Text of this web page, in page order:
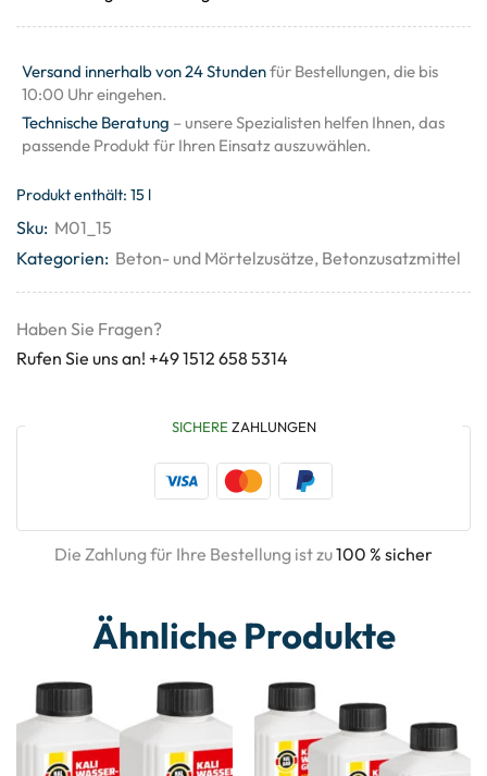
Versand innerhalb von 24 Stundenfür Bestellungen, die bis
10:00 Uhr eingehen.
Technische Beratung – unsere Spezialisten helfen Ihnen, das
passende Produkt für Ihren Einsatz auszuwählen.
Produkt enthält: 15 l
Sku: M01_15
Kategorien: Beton- und Mörtelzusätze, Betonzusatzmittel
Haben Sie Fragen?
Rufen Sie uns an! +49 1512 658 5314
SICHERE ZAHLUNGEN
Die Zahlung für Ihre Bestellung ist zu100 % sicher
Ähnliche Produkte